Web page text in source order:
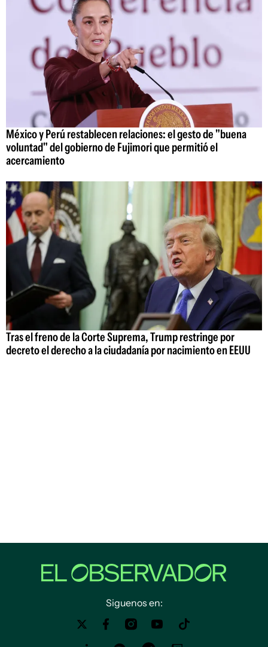
México y Perú restablecen relaciones: el gesto de "buena
voluntad" del gobierno de Fujimori que permitió el
acercamiento
Tras el freno de la Corte Suprema, Trump restringe por
decreto el derecho a la ciudadanía por nacimiento en EEUU
Siguenos en: